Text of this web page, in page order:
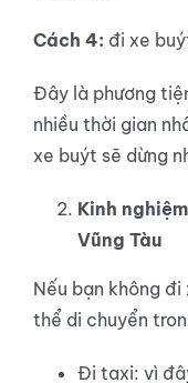
Cách 4: đi xe
Đây là phương
nhiều thời gian
xe buýt sẽ dừng
Kinh
Vũng Tàu
Nếu bạn không
thể di chuyển
Đi taxi: vì